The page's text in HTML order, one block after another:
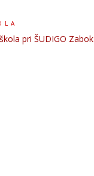
pri ŠUDIGO Zabok